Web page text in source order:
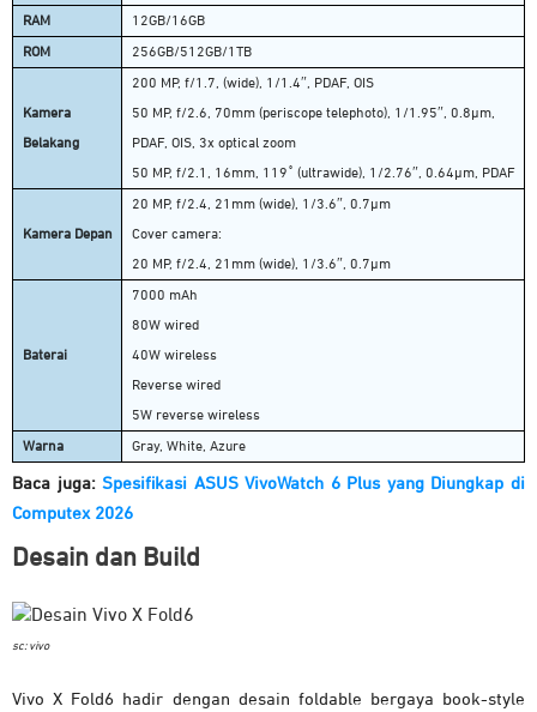
RAM 12GB/16GB
ROM 256GB/512GB/1TB
Kamera
Belakang
200 MP, f/1.7, (wide), 1/1.4″, PDAF, OIS
50 MP, f/2.6, 70mm (periscope telephoto), 1/1.95″, 0.8µm,
PDAF, OIS, 3x optical zoom
50 MP, f/2.1, 16mm, 119˚ (ultrawide), 1/2.76″, 0.64µm, PDAF
Kamera Depan
20 MP, f/2.4, 21mm (wide), 1/3.6″, 0.7µm
Cover camera:
20 MP, f/2.4, 21mm (wide), 1/3.6″, 0.7µm
Baterai
7000 mAh
80W wired
40W wireless
Reverse wired
5W reverse wireless
Warna Gray, White, Azure
Baca juga:Spesifikasi ASUS VivoWatch 6 Plus yang Diungkap di
Computex 2026
Desain dan Build
sc: vivo
Vivo X Fold6 hadir dengan desain foldable bergaya book-style